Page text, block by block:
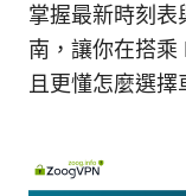
掌握最新時刻表
南，讓你在搭
且更懂怎麼選擇